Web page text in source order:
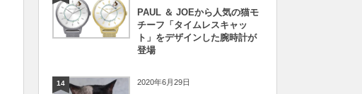
PAUL ＆ JOEから人気の猫モ
チーフ「タイムレスキャッ
ト」をデザインした腕時計が
登場
14 2020年6月29日